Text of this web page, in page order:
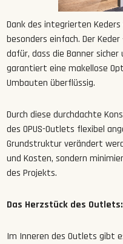
Dank des integrierten
besonders einfach. Der
dafür, dass die Banner
garantiert eine makellose
Umbauten überflüssig.
Durch diese durchdachte
des OPUS-Outlets flexibel
Grundstruktur verändert
und Kosten, sondern
des Projekts.
Das Herzstück des
Im Inneren des Outlets gibt